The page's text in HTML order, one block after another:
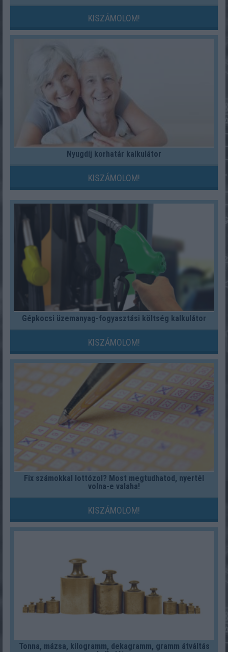
KISZÁMOLOM!
Nyugdíj korhatár kalkulátor
KISZÁMOLOM!
Gépkocsi üzemanyag-fogyasztási költség kalkulátor
KISZÁMOLOM!
Fix számokkal lottózol? Most megtudhatod, nyertél
volna-e valaha!
KISZÁMOLOM!
Tonna, mázsa, kilogramm, dekagramm, gramm átváltás